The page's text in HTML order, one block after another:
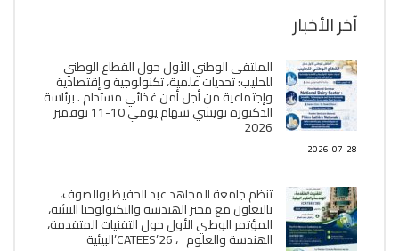
آخر الأخبار
الملتقى الوطني الأول حول القطاع الوطني
للحليب: تحديات علمية، تكنولوجية و إقتصادية
وإجتماعية من أجل أمن غذائي مستدام . برئاسة
الدكتورة نويشي سهام يومي 10-11 نوفمبر
2026
2026-07-28
تنظم جامعة المجاهد عبد الحفيظ بوالصوف،
بالتعاون مع مخبر الھندسة والتكنولوجيا البیئیة،
المؤتمر الوطني الأول حول التقنيات المتقدمة،
الھندسة والعلوم ، CATEES’26’البیئية